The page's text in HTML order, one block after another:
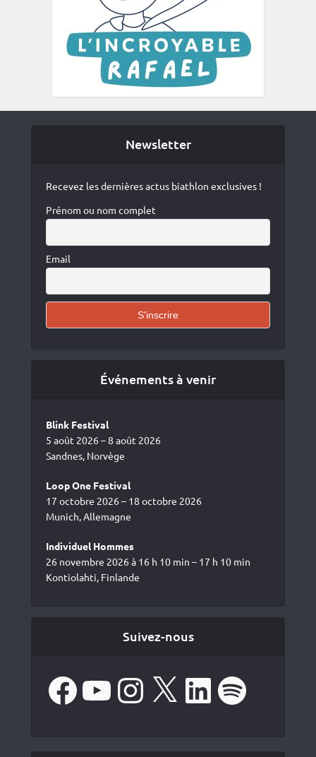
Newsletter
Recevez les dernières actus biathlon exclusives !
Prénom ou nom complet
Email
Événements à venir
Blink Festival
5 août 2026 – 8 août 2026
Sandnes, Norvège
Loop One Festival
17 octobre 2026 – 18 octobre 2026
Munich, Allemagne
Individuel Hommes
26 novembre 2026 à 16 h 10 min – 17 h 10 min
Kontiolahti, Finlande
Suivez-nous
FacebookYouTube Instagram LinkedIn Spotify